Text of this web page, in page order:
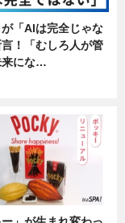
「AIは完全じゃな
！「むしろ人が管
来にな…